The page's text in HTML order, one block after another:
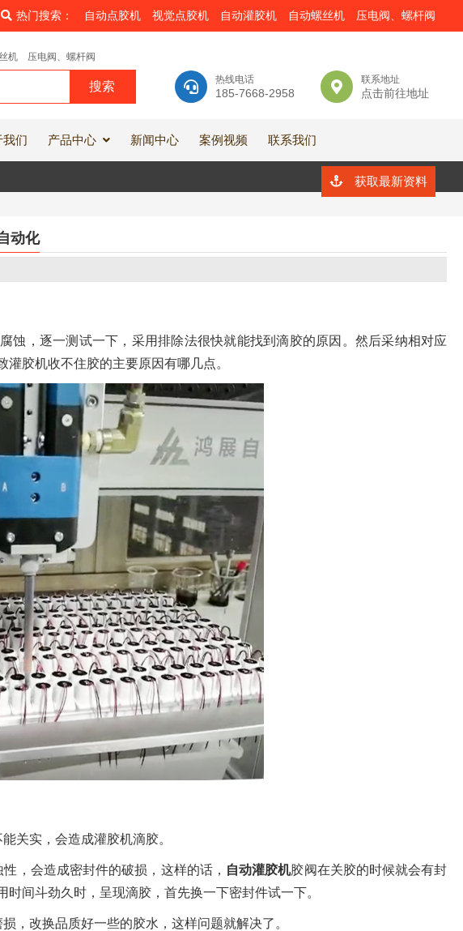
热门搜索： 自动点胶机 视觉点胶机 自动灌胶机 自动螺丝机 压电阀、螺杆阀
热线电话
185-7668-2958
联系地址
点击前往地址
机 压电阀、螺杆阀
我们 产品中心 新闻中心 案例视频 联系我们
获取最新资料
动化
蚀，逐一测试一下，采用排除法很快就能找到滴胶的原因。然后采纳相对应
胶机收不住胶的主要原因有哪几点。
关实，会造成灌胶机滴胶。
，会造成密封件的破损，这样的话， 自动灌胶机胶阀在关胶的时候就会有封
间斗劲久时，呈现滴胶，首先换一下密封件试一下。
，改换品质好一些的胶水，这样问题就解决了。